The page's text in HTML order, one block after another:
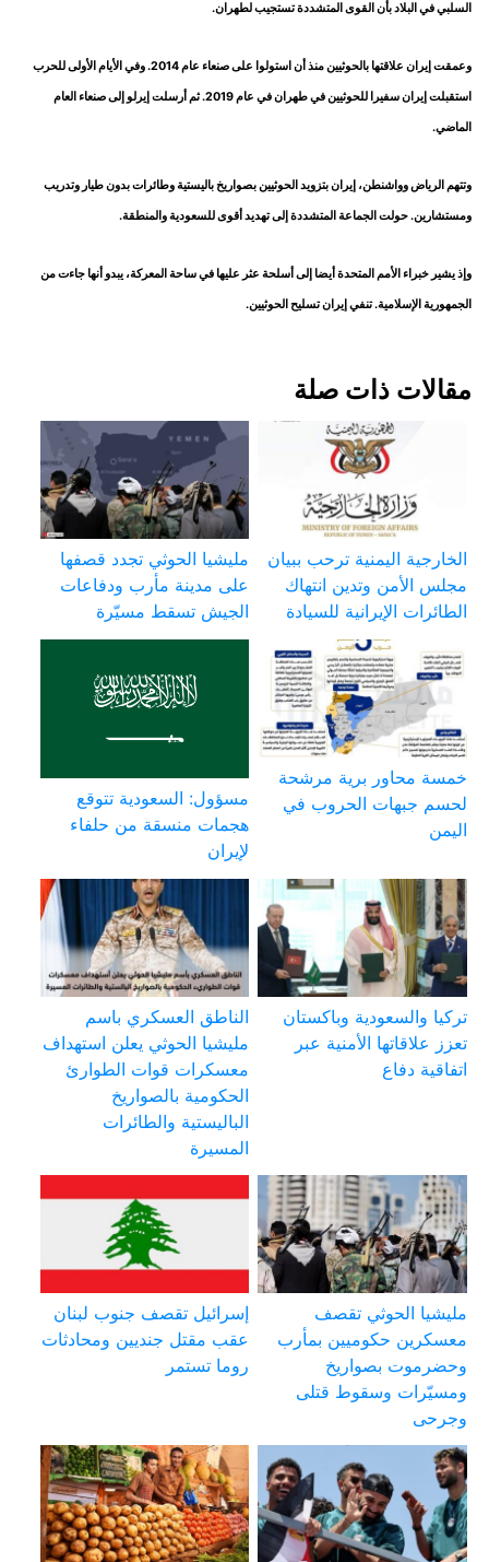
السلبي في البلاد بأن القوى المتشددة تستجيب لطهران.
وعمقت إيران علاقتها بالحوثيين منذ أن استولوا على صنعاء عام 2014. وفي الأيام الأولى للحرب
استقبلت إيران سفيرا للحوثيين في طهران في عام 2019. ثم أرسلت إيرلو إلى صنعاء العام
الماضي.
وتتهم الرياض وواشنطن، إيران بتزويد الحوثيين بصواريخ باليستية وطائرات بدون طيار وتدريب
ومستشارين. حولت الجماعة المتشددة إلى تهديد أقوى للسعودية والمنطقة.
وإذ يشير خبراء الأمم المتحدة أيضا إلى أسلحة عثر عليها في ساحة المعركة، يبدو أنها جاءت من
الجمهورية الإسلامية. تنفي إيران تسليح الحوثيين.
مقالات ذات صلة
الخارجية اليمنية ترحب ببيان
مجلس الأمن وتدين انتهاك
الطائرات الإيرانية للسيادة
مليشيا الحوثي تجدد قصفها
على مدينة مأرب ودفاعات
الجيش تسقط مسيّرة
خمسة محاور برية مرشحة
لحسم جبهات الحروب في
اليمن
مسؤول: السعودية تتوقع
هجمات منسقة من حلفاء
لإيران
تركيا والسعودية وباكستان
تعزز علاقاتها الأمنية عبر
اتفاقية دفاع
الناطق العسكري باسم
مليشيا الحوثي يعلن استهداف
معسكرات قوات الطوارئ
الحكومية بالصواريخ
الباليستية والطائرات
المسيرة
مليشيا الحوثي تقصف
معسكرين حكوميين بمأرب
وحضرموت بصواريخ
ومسيّرات وسقوط قتلى
وجرحى
إسرائيل تقصف جنوب لبنان
عقب مقتل جنديين ومحادثات
روما تستمر